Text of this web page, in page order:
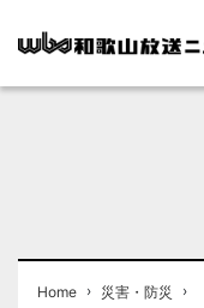
Home › 災害・防災 ›